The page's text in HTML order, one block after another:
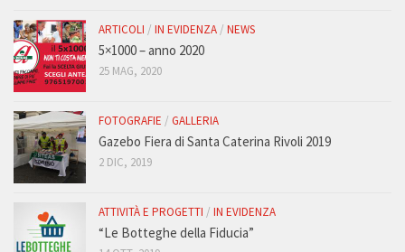
ARTICOLI / IN EVIDENZA / NEWS
5×1000 – anno 2020
25 MAG, 2020
FOTOGRAFIE / GALLERIA
Gazebo Fiera di Santa Caterina Rivoli 2019
2 DIC, 2019
ATTIVITÀ E PROGETTI / IN EVIDENZA
“Le Botteghe della Fiducia”